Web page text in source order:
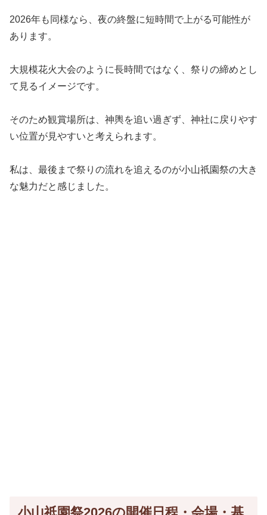
2026年も同様なら、夜の終盤に短時間で上がる可能性が
あります。
大規模花火大会のように長時間ではなく、祭りの締めとし
て見るイメージです。
そのため観賞場所は、神輿を追い過ぎず、神社に戻りやす
い位置が見やすいと考えられます。
私は、最後まで祭りの流れを追えるのが小山祇園祭の大き
な魅力だと感じました。